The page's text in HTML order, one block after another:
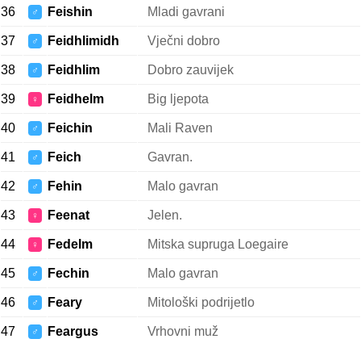
36 ♂ Feishin Mladi gavrani
37 ♂ Feidhlimidh Vječni dobro
38 ♂ Feidhlim Dobro zauvijek
39 ♀ Feidhelm Big ljepota
40 ♂ Feichin Mali Raven
41 ♂ Feich Gavran.
42 ♂ Fehin Malo gavran
43 ♀ Feenat Jelen.
44 ♀ Fedelm Mitska supruga Loegaire
45 ♂ Fechin Malo gavran
46 ♂ Feary Mitološki podrijetlo
47 ♂ Feargus Vrhovni muž